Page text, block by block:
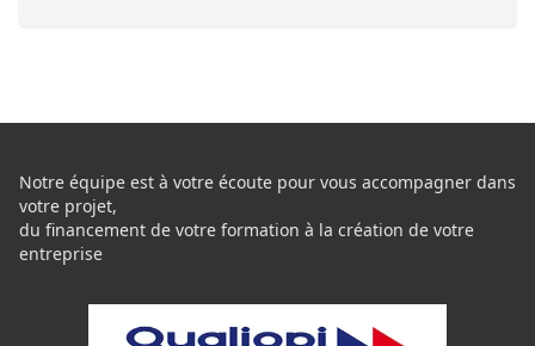
Notre équipe est à votre écoute pour vous accompagner dans
votre projet,
du financement de votre formation à la création de votre
entreprise